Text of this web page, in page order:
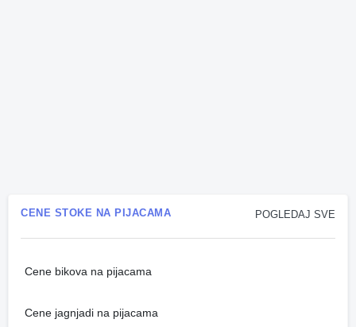
POGLEDAJ SVE
CENE STOKE NA PIJACAMA
Cene bikova na pijacama
Cene jagnjadi na pijacama